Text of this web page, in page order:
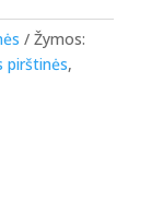
Žymos:
pirštinės,